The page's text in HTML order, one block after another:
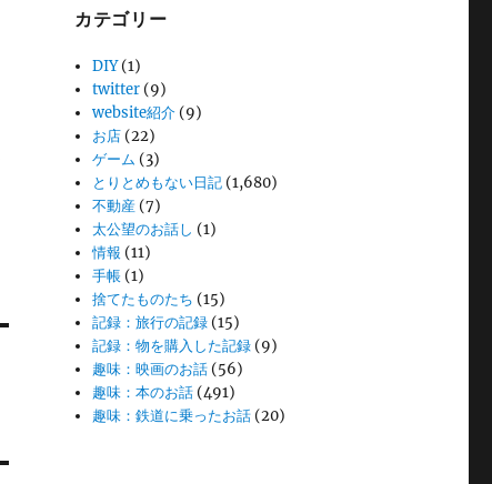
カテゴリー
DIY(1)
twitter (9)
website紹介 (9)
お店 (22)
ゲーム (3)
とりとめもない日記 (1,680)
不動産 (7)
太公望のお話し (1)
情報 (11)
手帳 (1)
捨てたものたち (15)
記録：旅行の記録 (15)
記録：物を購入した記録 (9)
趣味：映画のお話 (56)
趣味：本のお話 (491)
趣味：鉄道に乗ったお話 (20)